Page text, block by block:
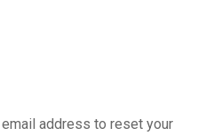
address to reset your